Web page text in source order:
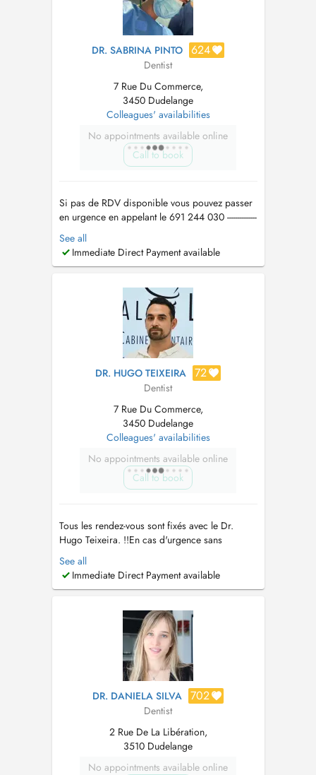
DR. SABRINA PINTO 624
Dentist
7 Rue Du Commerce,
3450 Dudelange
Colleagues' availabilities
No appointments available online
Call to book
Si pas de RDV disponible vous pouvez passer
en urgence en appelant le 691 244 030 --------------
------------------------------------------------------------------------ -
endodontie: endodontie mécanisée, RTE,
apicectomie ; - dentisterie: restaurations
See all
Immediate Direct Payment available
DR. HUGO TEIXEIRA 72
Dentist
7 Rue Du Commerce,
3450 Dudelange
Colleagues' availabilities
No appointments available online
Call to book
Tous les rendez-vous sont fixés avec le Dr.
Hugo Teixeira. !!En cas d'urgence sans
créneau disponible, contactez le 621 714 589
(DUEDELANGE) où 28 79 99 97 (MERSCH)
pour un accueil immédiat!!! Parking
Domaines d'Expertise
____________________...
See all
Immediate Direct Payment available
DR. DANIELA SILVA 702
Dentist
2 Rue De La Libération,
3510 Dudelange
No appointments available online